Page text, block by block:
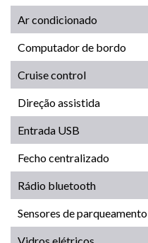
Ar condicionado
Computador de bordo
Cruise control
Direção assistida
Entrada USB
Fecho centralizado
Rádio bluetooth
Sensores de parqueamento